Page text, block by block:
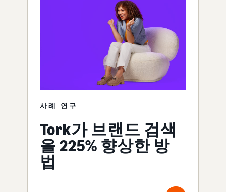
사례 연구
Tork가 브랜드 검색
을 225% 향상한 방
법